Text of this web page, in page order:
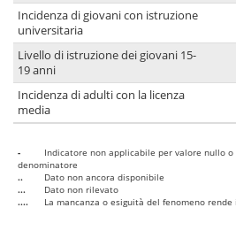
Incidenza di giovani con istruzione
universitaria
Livello di istruzione dei giovani 15-
19 anni
Incidenza di adulti con la licenza
media
-
Indicatore non applicabile per valore nullo
denominatore
..
Dato non ancora disponibile
...
Dato non rilevato
....
La mancanza o esiguità del fenomeno